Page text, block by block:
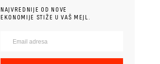
NAJVREDNIJE OD NOVE
EKONOMIJE STIŽE U VAŠ MEJL.